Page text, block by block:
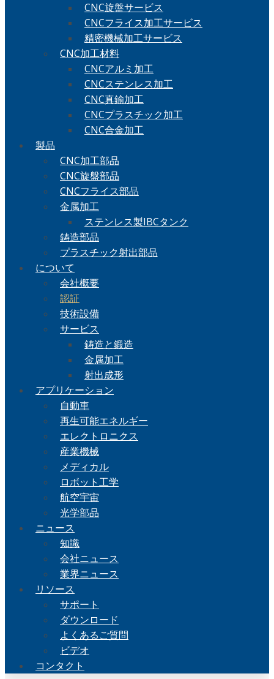
CNC旋盤サービス
CNCフライス加工サービス
精密機械加工サービス
CNC加工材料
CNCアルミ加工
CNCステンレス加工
CNC真鍮加工
CNCプラスチック加工
CNC合金加工
製品
CNC加工部品
CNC旋盤部品
CNCフライス部品
金属加工
ステンレス製IBCタンク
鋳造部品
プラスチック射出部品
について
会社概要
認証
技術設備
サービス
鋳造と鍛造
金属加工
射出成形
アプリケーション
自動車
再生可能エネルギー
エレクトロニクス
産業機械
メディカル
ロボット工学
航空宇宙
光学部品
ニュース
知識
会社ニュース
業界ニュース
リソース
サポート
ダウンロード
よくあるご質問
ビデオ
コンタクト